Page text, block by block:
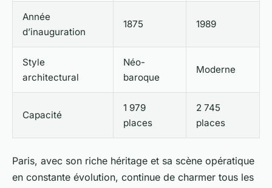
Année
d’inauguration
1875 1989
Style
architectural
Néo-
baroque
Moderne
Capacité
1 979
places
2 745
places
Paris, avec son riche héritage et sa scène opératique
en constante évolution, continue de charmer tous les